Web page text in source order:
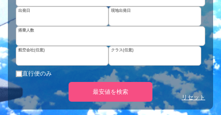
出発日 現地出発日
搭乗人数
航空会社(任意) クラス(任意)
直行便のみ
最安値を検索
リセット